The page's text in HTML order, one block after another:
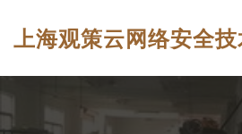
上海观策云网络安全